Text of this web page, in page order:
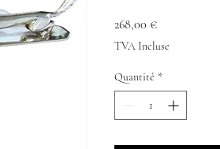
268,00 €Prix
TVA Incluse
Quantité *